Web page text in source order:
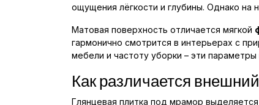
ощущения лёгкости и глубины. Однако на
Матовая поверхность отличается мягкой
гармонично смотрится в интерьерах с
мебели и частоту уборки – эти
Как различается
Глянцевая плитка под мрамор